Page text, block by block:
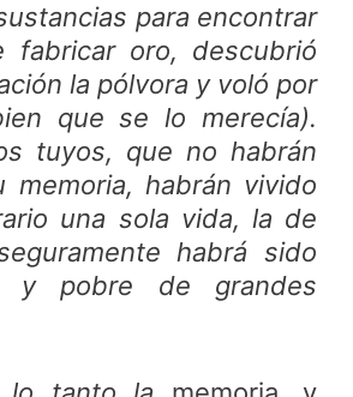
para encontrar
fabricar oro, descubrió
la pólvora y voló por
que se lo merecía).
tuyos, que no habrán
memoria, habrán vivido
una sola vida, la de
habrá sido
y pobre de grandes